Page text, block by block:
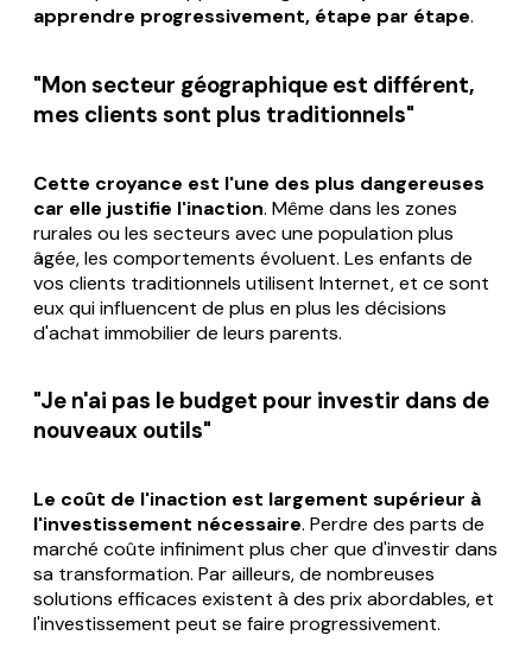
apprendre progressivement, étape par étape.
"Mon secteur géographique est différent,
mes clients sont plus traditionnels"
Cette croyance est l'une des plus dangereuses
car elle justifie l'inaction. Même dans les zones
rurales ou les secteurs avec une population plus
âgée, les comportements évoluent. Les enfants de
vos clients traditionnels utilisent Internet, et ce sont
eux qui influencent de plus en plus les décisions
d'achat immobilier de leurs parents.
"Je n'ai pas le budget pour investir dans de
nouveaux outils"
Le coût de l'inaction est largement supérieur à
l'investissement nécessaire. Perdre des parts de
marché coûte infiniment plus cher que d'investir dans
sa transformation. Par ailleurs, de nombreuses
solutions efficaces existent à des prix abordables, et
l'investissement peut se faire progressivement.